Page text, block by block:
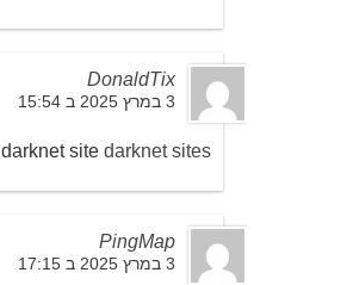
DonaldTix
3 במרץ 2025 ב 15:54
darknet site darknet sites
PingMap
3 במרץ 2025 ב 17:15